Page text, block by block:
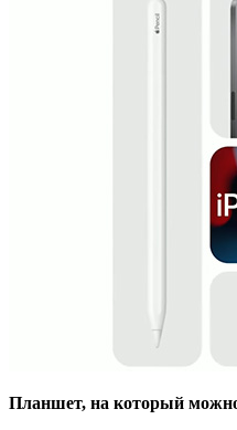
Планшет, на который